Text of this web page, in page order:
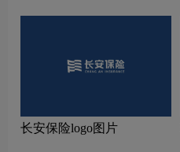
长安保险logo图片